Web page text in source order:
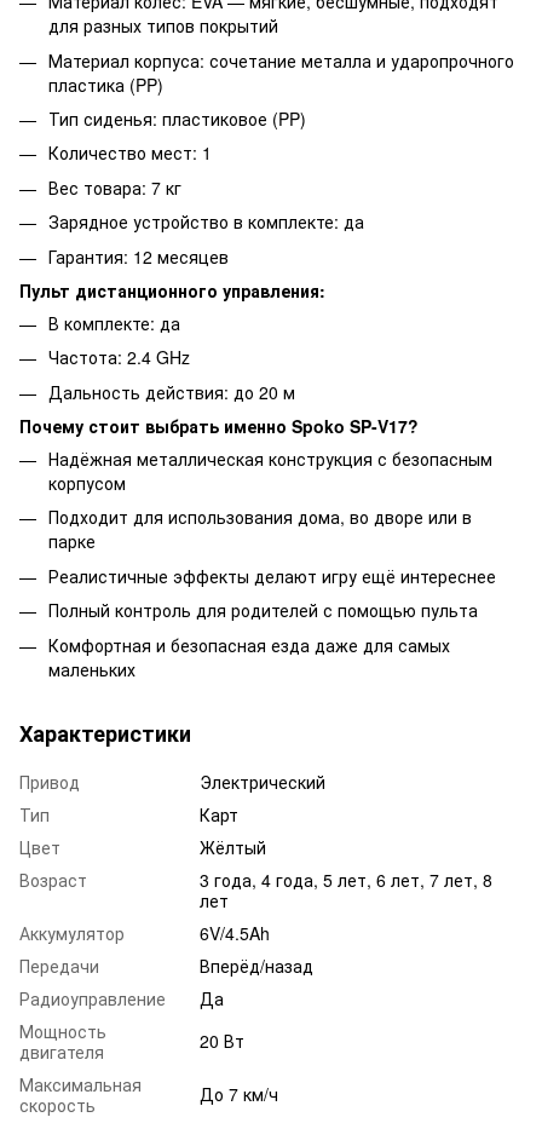
для разных типов покрытий
Материал корпуса: сочетание металла и ударопрочного
пластика (PP)
Тип сиденья: пластиковое (PP)
Количество мест: 1
Вес товара: 7 кг
Зарядное устройство в комплекте: да
Гарантия: 12 месяцев
Пульт дистанционного управления:
В комплекте: да
Частота: 2.4 GHz
Дальность действия: до 20 м
Почему стоит выбрать именно Spoko SP-V17?
Надёжная металлическая конструкция с безопасным
корпусом
Подходит для использования дома, во дворе или в
парке
Реалистичные эффекты делают игру ещё интереснее
Полный контроль для родителей с помощью пульта
Комфортная и безопасная езда даже для самых
маленьких
Характеристики
Привод
Электрический
Тип
Карт
Цвет
Жёлтый
Возраст
3 года, 4 года, 5 лет, 6 лет, 7 лет, 8
лет
Аккумулятор
6V/4.5Ah
Передачи
Вперёд/назад
Радиоуправление
Да
Мощность
двигателя
20 Вт
Максимальная
скорость
До 7 км/ч